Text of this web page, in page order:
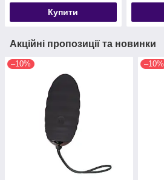
Купити
Акційні пропозиції та новинки
–10% –10%